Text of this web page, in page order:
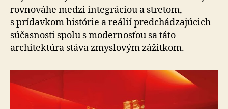
rovnováhe medzi integráciou a stretom,
s prídavkom histórie a reálií predchádzajúcich
súčasnosti spolu s modernosťou sa táto
architektúra stáva zmyslovým zážitkom.